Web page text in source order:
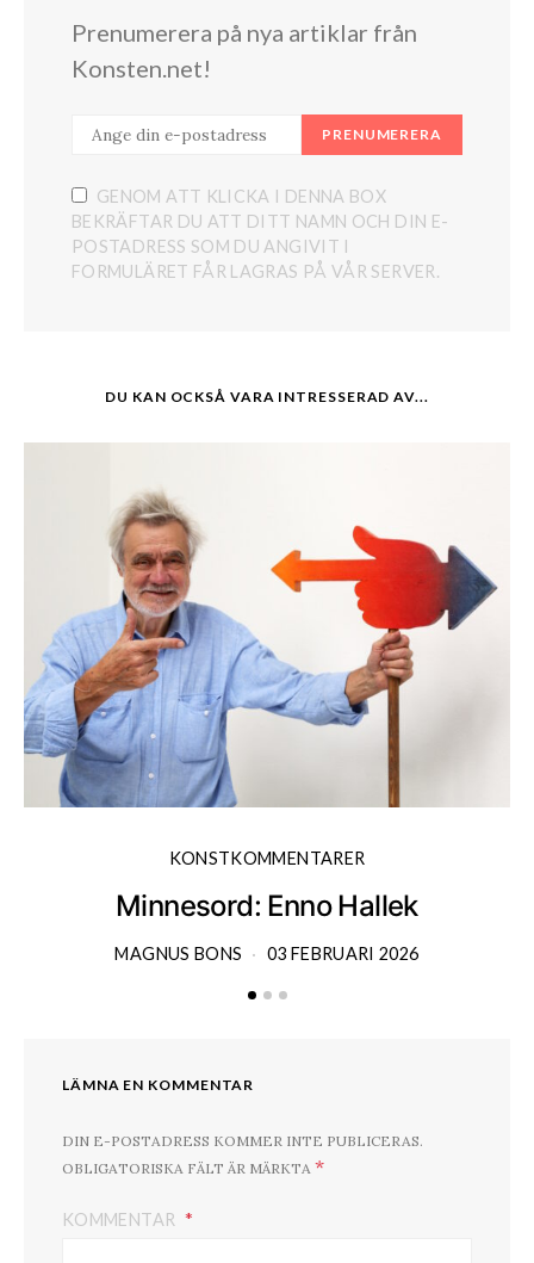
Prenumerera på nya artiklar från
Konsten.net!
PRENUMERERA
GENOM ATT KLICKA I DENNA BOX
BEKRÄFTAR DU ATT DITT NAMN OCH DIN E-
POSTADRESS SOM DU ANGIVIT I
FORMULÄRET FÅR LAGRAS PÅ VÅR SERVER.
DU KAN OCKSÅ VARA INTRESSERAD AV...
KONSTKOMMENTARER
Minnesord: Enno Hallek
MAGNUS BONS 03 FEBRUARI 2026
LÄMNA EN KOMMENTAR
DIN E-POSTADRESS KOMMER INTE PUBLICERAS.
OBLIGATORISKA FÄLT ÄR MÄRKTA *
KOMMENTAR